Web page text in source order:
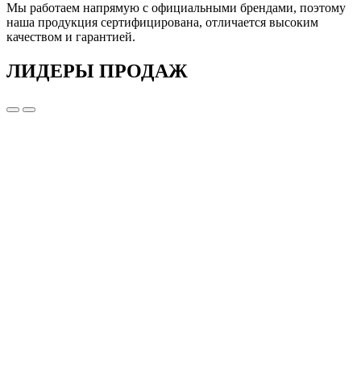
Мы работаем напрямую с официальными брендами, поэтому
наша продукция сертифицирована, отличается высоким
качеством и гарантией.
ЛИДЕРЫ ПРОДАЖ